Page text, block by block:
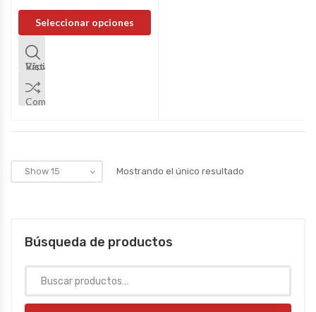
Seleccionar opciones
Vista Rápida
Comparar
Mostrando el único resultado
Búsqueda de productos